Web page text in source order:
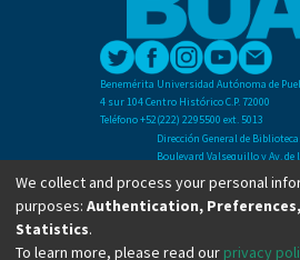
Benemérita Universidad Autónoma de
4 sur 104 Centro Histórico C.P. 72000
Teléfono +52(222) 2295500 ext. 5013
Dirección General de
Boulevard Valsequillo y Av. de
Ciudad Universitaria. Col. San
C.P. 72570
Teléfono +52 (222) 2295500 Ext
We collect and process your personal
purposes: Authentication,
Statistics.
To learn more, please read our privacy